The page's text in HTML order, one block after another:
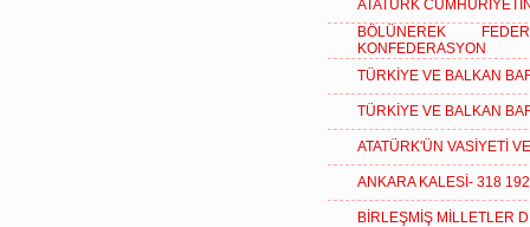
ATATÜRK
BÖLÜNEREK
KONFEDERASYON
TÜRKİYE VE BALKAN
TÜRKİYE VE BALKAN
ATATÜRK'ÜN VASİYETİ
ANKARA KALESİ- 318
BİRLEŞMİŞ MİLLETLER